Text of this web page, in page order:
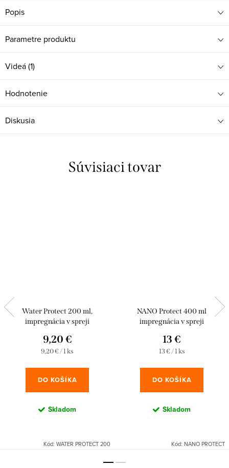
Popis
Parametre produktu
Videá (1)
Hodnotenie
Diskusia
Súvisiaci tovar
Water Protect 200 ml,
impregnácia v spreji
9,20 €
Jednotková
9,20 € / 1 ks
DO KOŠÍKA
Skladom
Kód: WATER PROTECT 200
NANO Protect 400 ml
impregnácia v spreji
13 €
Jednotková
13 € / 1 ks
DO KOŠÍKA
Skladom
Kód: NANO PROTECT